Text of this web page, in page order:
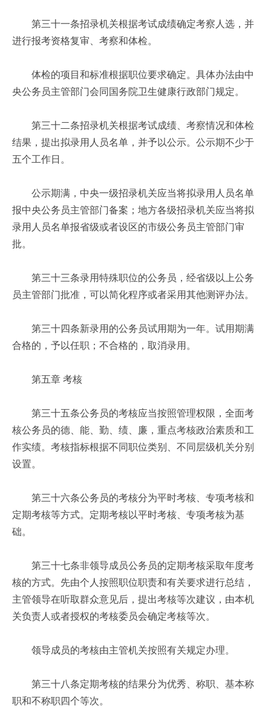
第三十一条招录机关根据考试成绩确定考察人选，并
进行报考资格复审、考察和体检。
体检的项目和标准根据职位要求确定。具体办法由中
央公务员主管部门会同国务院卫生健康行政部门规定。
第三十二条招录机关根据考试成绩、考察情况和体检
结果，提出拟录用人员名单，并予以公示。公示期不少于
五个工作日。
公示期满，中央一级招录机关应当将拟录用人员名单
报中央公务员主管部门备案；地方各级招录机关应当将拟
录用人员名单报省级或者设区的市级公务员主管部门审
批。
第三十三条录用特殊职位的公务员，经省级以上公务
员主管部门批准，可以简化程序或者采用其他测评办法。
第三十四条新录用的公务员试用期为一年。试用期满
合格的，予以任职；不合格的，取消录用。
第五章 考核
第三十五条公务员的考核应当按照管理权限，全面考
核公务员的德、能、勤、绩、廉，重点考核政治素质和工
作实绩。考核指标根据不同职位类别、不同层级机关分别
设置。
第三十六条公务员的考核分为平时考核、专项考核和
定期考核等方式。定期考核以平时考核、专项考核为基
础。
第三十七条非领导成员公务员的定期考核采取年度考
核的方式。先由个人按照职位职责和有关要求进行总结，
主管领导在听取群众意见后，提出考核等次建议，由本机
关负责人或者授权的考核委员会确定考核等次。
领导成员的考核由主管机关按照有关规定办理。
第三十八条定期考核的结果分为优秀、称职、基本称
职和不称职四个等次。